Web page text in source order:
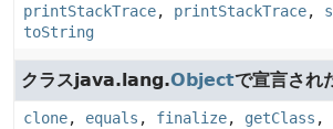
printStackTrace, printStackTrace,
toString
クラスjava.lang.Objectで宣言され
clone, equals , finalize, getClass ,